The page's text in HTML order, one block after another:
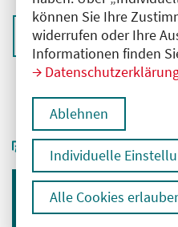
können Sie Ihre
widerrufen oder Ihre
Informationen finden
Ablehnen
Individuelle
Alle Cookies
Sortieren nach
Immer informiert